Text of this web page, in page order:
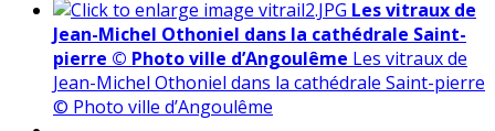
Les vitraux de
Jean-Michel Othoniel dans la cathédrale Saint-
pierre © Photo ville d’Angoulême Les vitraux de
Jean-Michel Othoniel dans la cathédrale Saint-pierre
© Photo ville d’Angoulême